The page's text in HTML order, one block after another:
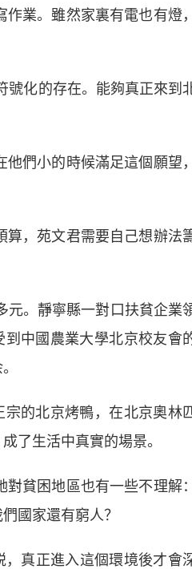
業。雖然家裏有電也有燈，
化的存在。能夠真正來到
們小的時候滿足這個願望，
，苑文君需要自己想辦法
。靜寧縣一對口扶貧企業
中國農業大學北京校友會
的北京烤鴨，在北京奧林
了生活中真實的場景。
貧困地區也有一些不理解：
國家還有窮人？
真正進入這個環境後才會